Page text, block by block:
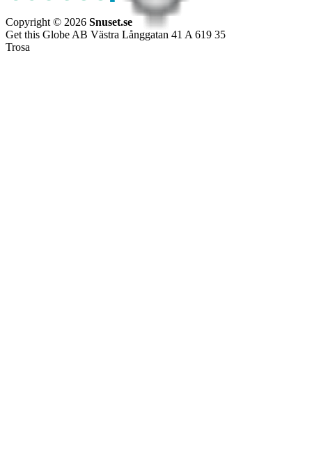
Copyright © 2026 Snuset.se
Get this Globe AB Västra Långgatan 41 A 619 35
Trosa